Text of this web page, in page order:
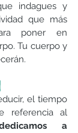
indagues y
que más
poner en
Tu cuerpo y
el tiempo
a